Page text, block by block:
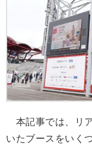
本記事では、リ
いたブースをいく